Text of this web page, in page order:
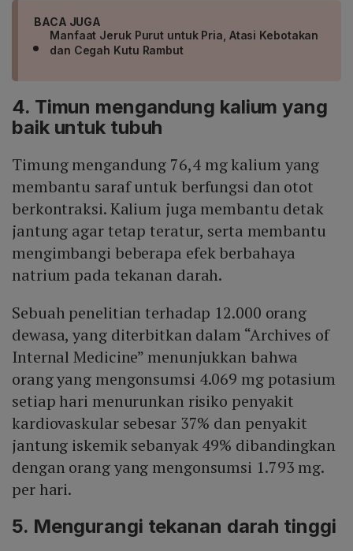
BACA JUGA
Manfaat Jeruk Purut untuk Pria, Atasi Kebotakan
dan Cegah Kutu Rambut
4. Timun mengandung kalium yang
baik untuk tubuh
Timung mengandung 76,4 mg kalium yang
membantu saraf untuk berfungsi dan otot
berkontraksi. Kalium juga membantu detak
jantung agar tetap teratur, serta membantu
mengimbangi beberapa efek berbahaya
natrium pada tekanan darah.
Sebuah penelitian terhadap 12.000 orang
dewasa, yang diterbitkan dalam “Archives of
Internal Medicine” menunjukkan bahwa
orang yang mengonsumsi 4.069 mg potasium
setiap hari menurunkan risiko penyakit
kardiovaskular sebesar 37% dan penyakit
jantung iskemik sebanyak 49% dibandingkan
dengan orang yang mengonsumsi 1.793 mg.
per hari.
5. Mengurangi tekanan darah tinggi